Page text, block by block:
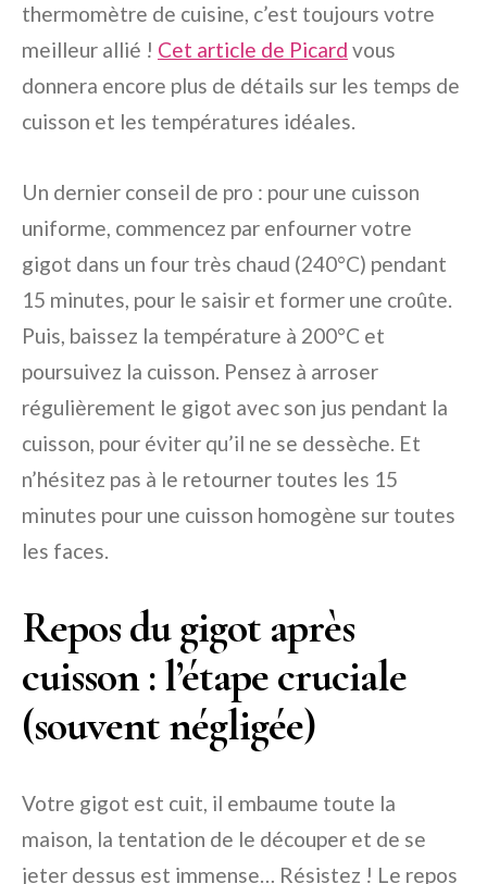
thermomètre de cuisine, c’est toujours votre
meilleur allié ! Cet article de Picard vous
donnera encore plus de détails sur les temps de
cuisson et les températures idéales.
Un dernier conseil de pro : pour une cuisson
uniforme, commencez par enfourner votre
gigot dans un four très chaud (240°C) pendant
15 minutes, pour le saisir et former une croûte.
Puis, baissez la température à 200°C et
poursuivez la cuisson. Pensez à arroser
régulièrement le gigot avec son jus pendant la
cuisson, pour éviter qu’il ne se dessèche. Et
n’hésitez pas à le retourner toutes les 15
minutes pour une cuisson homogène sur toutes
les faces.
Repos du gigot après
cuisson : l’étape cruciale
(souvent négligée)
Votre gigot est cuit, il embaume toute la
maison, la tentation de le découper et de se
jeter dessus est immense… Résistez ! Le repos